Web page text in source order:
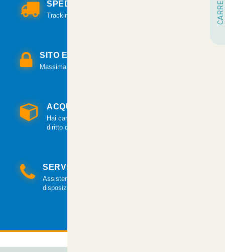
SPEDIZIONI VELOCI
Tracking per il monitoraggio della spedizione.
SITO E PAGAMENTI SICURI
Massima sicurezza per tutte le modalità di pagamento.
ACQUISTO GARANTITO
Hai cambiato idea? Hai 14 giorni per esercitare il
diritto di recesso.
SERVIZIO CLIENTI
Assistenza clienti via mail e telefonica a tua
disposizione.